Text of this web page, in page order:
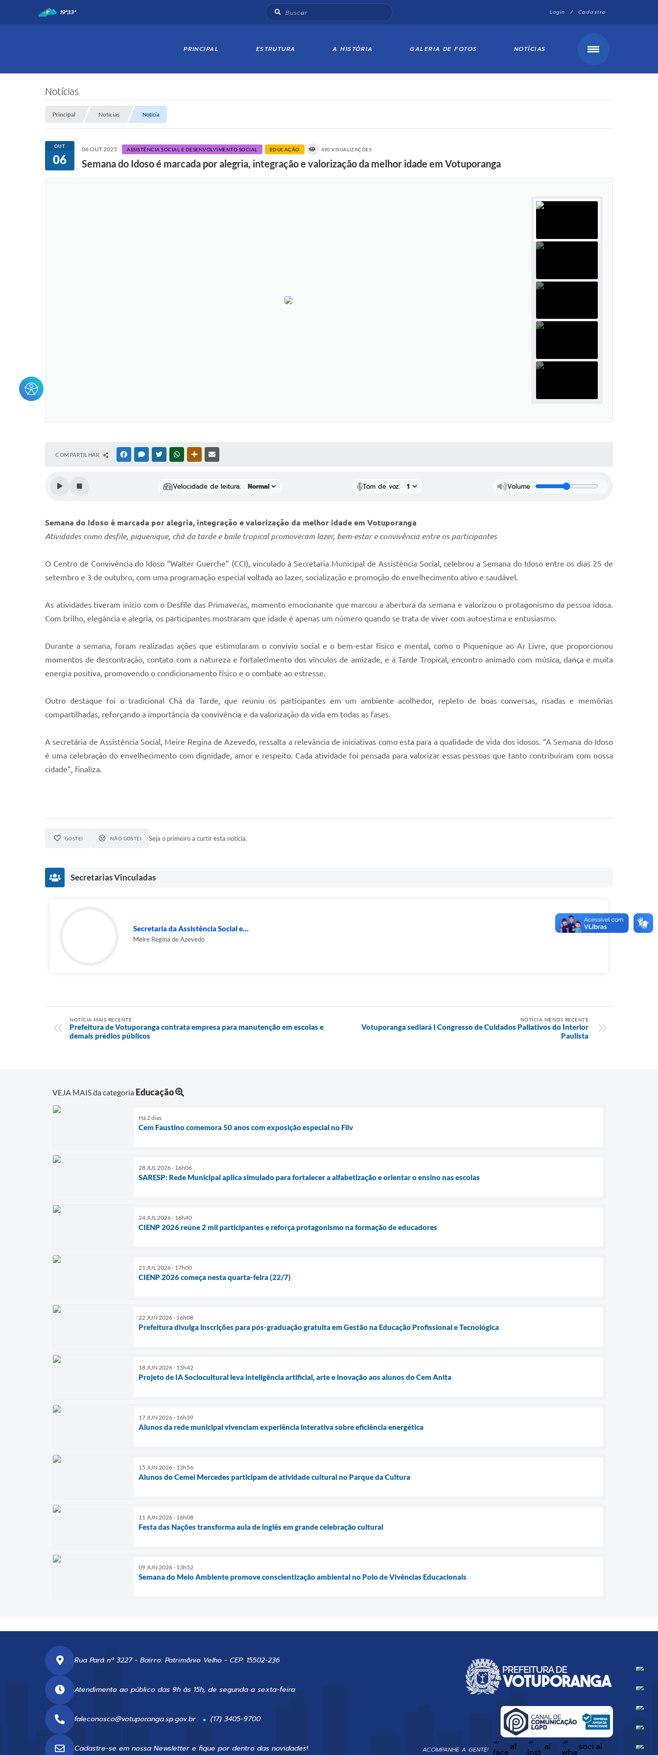
Login / Cadastro
19°33°
PRINCIPAL ESTRUTURA A HISTÓRIA GALERIA DE FOTOS NOTÍCIAS
Notícias
Principal Notícias Notícia
OUT
06
06 OUT 2025 ASSISTÊNCIA SOCIAL E DESENVOLVIMENTO SOCIAL EDUCAÇÃO 490 VISUALIZAÇÕES
Semana do Idoso é marcada por alegria, integração e valorização da melhor idade em Votuporanga
COMPARTILHAR FACEBOOKMESSENGER
TWITTERWHATSAPPOUTRAS MÍDIAS
Velocidade de leitura: Tom de voz: Volume
Semana do Idoso é marcada por alegria, integração e valorização da melhor idade em Votuporanga
Atividades como desfile, piquenique, chá da tarde e baile tropical promoveram lazer, bem-estar e convivência entre os participantes
O Centro de Convivência do Idoso “Walter Guerche” (CCI), vinculado à Secretaria Municipal de Assistência Social, celebrou a Semana do Idoso entre os dias 25 de
setembro e 3 de outubro, com uma programação especial voltada ao lazer, socialização e promoção do envelhecimento ativo e saudável.
As atividades tiveram início com o Desfile das Primaveras, momento emocionante que marcou a abertura da semana e valorizou o protagonismo da pessoa idosa.
Com brilho, elegância e alegria, os participantes mostraram que idade é apenas um número quando se trata de viver com autoestima e entusiasmo.
Durante a semana, foram realizadas ações que estimularam o convívio social e o bem-estar físico e mental, como o Piquenique ao Ar Livre, que proporcionou
momentos de descontração, contato com a natureza e fortalecimento dos vínculos de amizade, e a Tarde Tropical, encontro animado com música, dança e muita
energia positiva, promovendo o condicionamento físico e o combate ao estresse.
Outro destaque foi o tradicional Chá da Tarde, que reuniu os participantes em um ambiente acolhedor, repleto de boas conversas, risadas e memórias
compartilhadas, reforçando a importância da convivência e da valorização da vida em todas as fases.
A secretária de Assistência Social, Meire Regina de Azevedo, ressalta a relevância de iniciativas como esta para a qualidade de vida dos idosos. “A Semana do Idoso
é uma celebração do envelhecimento com dignidade, amor e respeito. Cada atividade foi pensada para valorizar essas pessoas que tanto contribuíram com nossa
cidade”, finaliza.
GOSTEI NÃO GOSTEI Seja o primeiro a curtir esta notícia.
Secretarias Vinculadas
Secretaria da Assistência Social e...
Meire Regina de Azevedo
NOTÍCIA MAIS RECENTE
Prefeitura de Votuporanga contrata empresa para manutenção em escolas e
demais prédios públicos
NOTÍCIA MENOS RECENTE
Votuporanga sediará I Congresso de Cuidados Paliativos do Interior
Paulista
VEJA MAIS da categoria Educação
Há 2 dias
Cem Faustino comemora 50 anos com exposição especial no Fliv
28 JUL 2026 - 16h06
SARESP: Rede Municipal aplica simulado para fortalecer a alfabetização e orientar o ensino nas escolas
24 JUL 2026 - 16h40
CIENP 2026 reúne 2 mil participantes e reforça protagonismo na formação de educadores
21 JUL 2026 - 17h00
CIENP 2026 começa nesta quarta-feira (22/7)
22 JUN 2026 - 16h08
Prefeitura divulga inscrições para pós-graduação gratuita em Gestão na Educação Profissional e Tecnológica
18 JUN 2026 - 15h42
Projeto de IA Sociocultural leva inteligência artificial, arte e inovação aos alunos do Cem Anita
17 JUN 2026 - 16h39
Alunos da rede municipal vivenciam experiência interativa sobre eficiência energética
15 JUN 2026 - 13h56
Alunos do Cemei Mercedes participam de atividade cultural no Parque da Cultura
11 JUN 2026 - 16h08
Festa das Nações transforma aula de inglês em grande celebração cultural
09 JUN 2026 - 13h52
Semana do Meio Ambiente promove conscientização ambiental no Polo de Vivências Educacionais
Rua Pará nº 3227 - Bairro: Patrimônio Velho - CEP: 15502-236
Atendimento ao público das 9h às 15h, de segunda a sexta-feira
faleconosco@votuporanga.sp.gov.br (17) 3405-9700
Cadastre-se em nossa Newsletter e fique por dentro das novidades! ACOMPANHE A GENTE!